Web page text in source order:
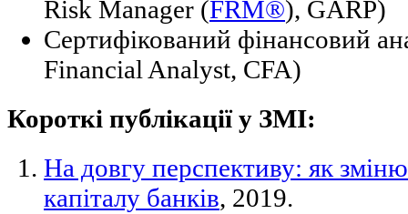
Risk Manager (FRM®), GARP)
Сертифікований фінансовий
Financial Analyst, CFA)
Короткі публікації у ЗМІ:
На довгу перспективу: як
капіталу банків, 2019.